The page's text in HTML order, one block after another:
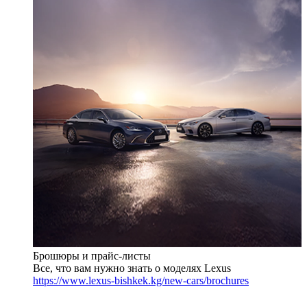
Брошюры и прайс-листы
Все, что вам нужно знать о моделях Lexus
https://www.lexus-bishkek.kg/new-cars/brochures